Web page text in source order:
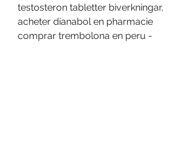
testosteron tabletter biverkningar,
acheter dianabol en pharmacie
comprar trembolona en peru -